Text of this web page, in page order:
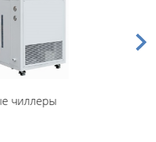
насосы с регулировкой
насосы с регулировкой
перистальтические
насосов для
насосов
Далее
чиллеры